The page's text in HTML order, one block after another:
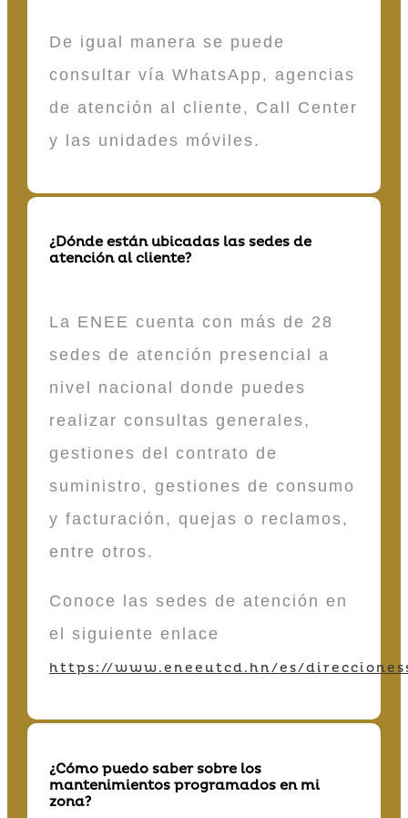
De igual manera se puede
consultar vía WhatsApp, agencias
de atención al cliente, Call Center
y las unidades móviles.
¿Dónde están ubicadas las sedes de
atención al cliente?
La ENEE cuenta con más de 28
sedes de atención presencial a
nivel nacional donde puedes
realizar consultas generales,
gestiones del contrato de
suministro, gestiones de consumo
y facturación, quejas o reclamos,
entre otros.
Conoce las sedes de atención en
el siguiente enlace
https://www.eneeutcd.hn/es/
¿Cómo puedo saber sobre los
mantenimientos programados en mi
zona?